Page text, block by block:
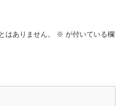
はありません。 ※ が付いている欄